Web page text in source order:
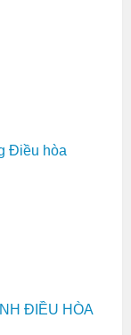
Điều hòa
ĐIỀU HÒA